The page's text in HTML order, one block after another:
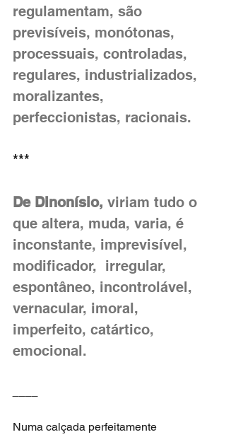
regulamentam, são
previsíveis, monótonas,
processuais, controladas,
regulares, industrializados,
moralizantes,
perfeccionistas, racionais.
***
De Dinonísio, viriam tudo o
que altera, muda, varia, é
inconstante, imprevisível,
modificador,  irregular,
espontâneo, incontrolável,
vernacular, imoral,
imperfeito, catártico,
emocional.
Numa calçada perfeitamente